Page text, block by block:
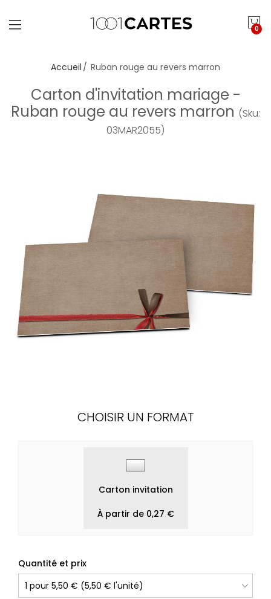
0
Accueil Ruban rouge au revers marron
Carton d'invitation mariage -
Ruban rouge au revers marron (Sku:
03MAR2055)
CHOISIR UN FORMAT
Carton invitation
À partir de 0,27 €
Quantité et prix